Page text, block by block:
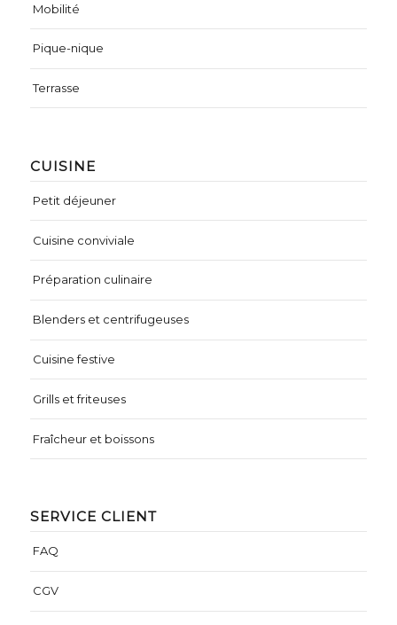
CUISINE
Petit déjeuner
Cuisine conviviale
Préparation culinaire
Blenders et centrifugeuses
Cuisine festive
Grills et friteuses
Fraîcheur et boissons
Mobilité
Pique-nique
Terrasse
SERVICE CLIENT
FAQ
CGV